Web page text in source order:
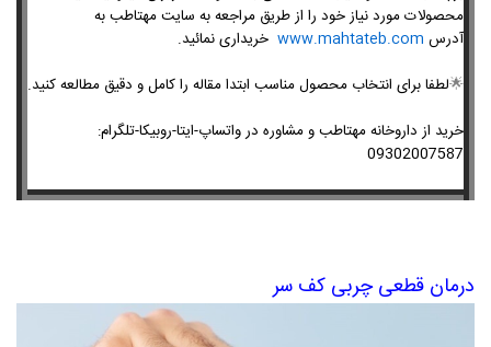
محصولات مورد نیاز خود را از طریق مراجعه به سایت مهتاطب به
آدرس www.mahtateb.com خریداری نمائید.
🌟لطفا برای انتخاب محصول مناسب ابتدا مقاله را کامل و دقیق مطالعه کنید.
خرید از داروخانه مهتاطب و مشاوره در واتساپ-ایتا-روبیکا-تلگرام:
09302007587
درمان قطعی چربی کف سر